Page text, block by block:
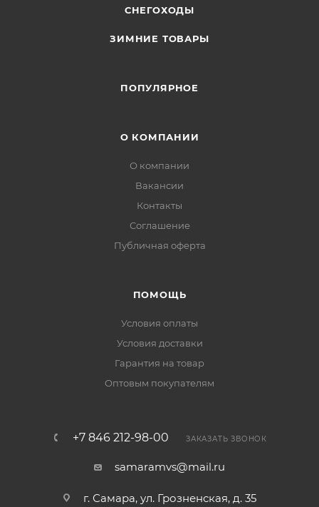
СНЕГОХОДЫ
ЗИМНИЕ ТОВАРЫ
ПОПУЛЯРНОЕ
О КОМПАНИИ
О компании
Вакансии
Контакты
Соглашение
Публичная оферта
ПОМОЩЬ
Условия оплаты
Условия доставки
Гарантия на товар
Оптовым покупателям
+7 846 212-98-00 ЗАКАЗАТЬ ЗВОНОК
samaramvs@mail.ru
г. Самара, ул. Грозненская, д. 35